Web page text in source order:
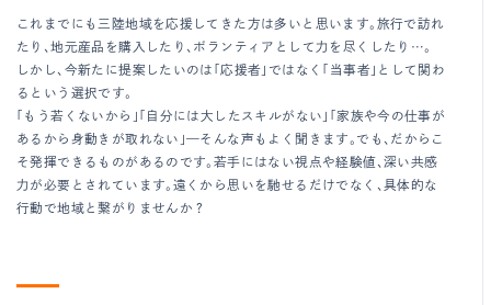
これまでにも三陸地域を応援してきた方は多いと思います。旅行で訪れ
たり、地元産品を購入したり、ボランティアとして力を尽くしたり…。
しかし、今新たに提案したいのは「応援者」ではなく「当事者」として関わ
るという選択です。
「もう若くないから」「自分には大したスキルがない」「家族や今の仕事が
あるから身動きが取れない」—そんな声もよく聞きます。でも、だからこ
そ発揮できるものがあるのです。若手にはない視点や経験値、深い共感
力が必要とされています。遠くから思いを馳せるだけでなく、具体的な
行動で地域と繋がりませんか？